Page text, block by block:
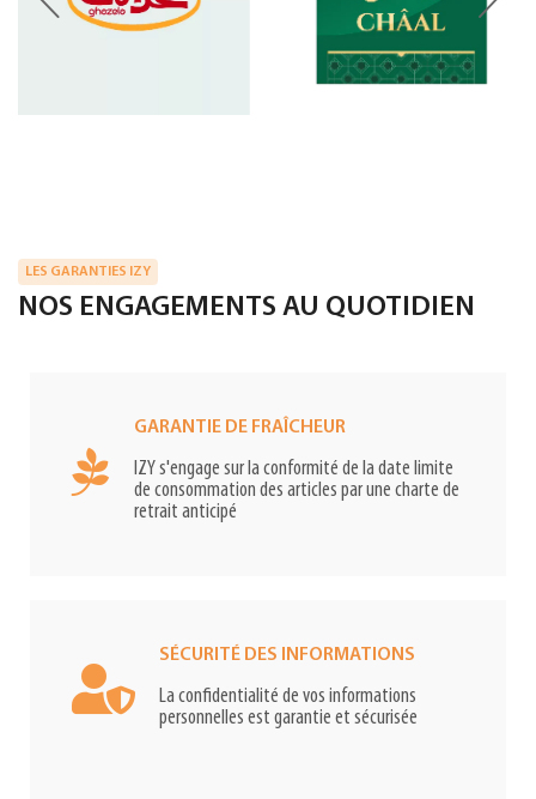
LES GARANTIES IZY
NOS ENGAGEMENTS AU QUOTIDIEN
GARANTIE DE FRAÎCHEUR
IZY s'engage sur la conformité de la date limite
de consommation des articles par une charte de
retrait anticipé
SÉCURITÉ DES INFORMATIONS
La confidentialité de vos informations
personnelles est garantie et sécurisée